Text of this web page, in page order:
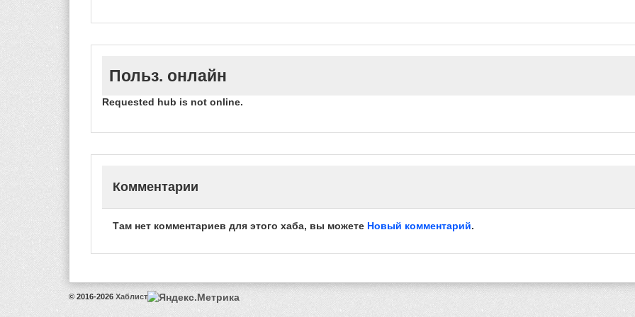
Польз. онлайн
Requested hub is not online.
Комментарии
Там нет комментариев для этого хаба, вы можете Новый комментарий.
© 2016-2026 Хаблист